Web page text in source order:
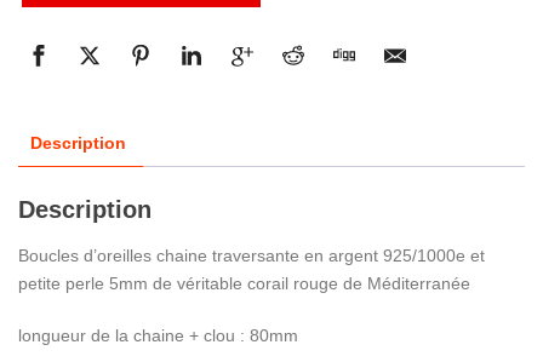
Description
Description
Boucles d’oreilles chaine traversante en argent 925/1000e et
petite perle 5mm de véritable corail rouge de Méditerranée
longueur de la chaine + clou : 80mm